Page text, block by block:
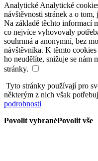
Analytické Analytické
návštěvnosti stránek a o
Na základě těchto informací
co nejvíce vyhovovaly
souhrnná a anonymní, bez
návštěvníka. K těmto
ho neudělíte, snižuje se nám
stránky.
Tyto stránky používají pro
některým z nich však
podrobnosti
Povolit vybranéPovolit vše